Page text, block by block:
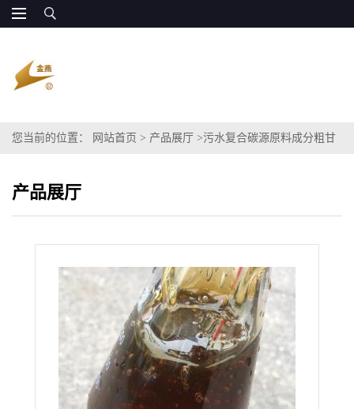
您当前的位置： 网站首页 > 产品展厅 >污水复合碳源原料成分粗甘
产品展厅